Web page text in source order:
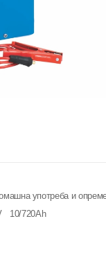
употреба и
10/720Ah